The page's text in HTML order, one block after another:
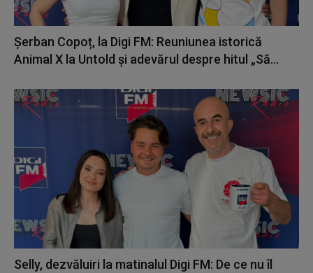
Șerban Copoț, la Digi FM: Reuniunea istorică
Animal X la Untold și adevărul despre hitul „Să...
Selly, dezvăluiri la matinalul Digi FM: De ce nu îl